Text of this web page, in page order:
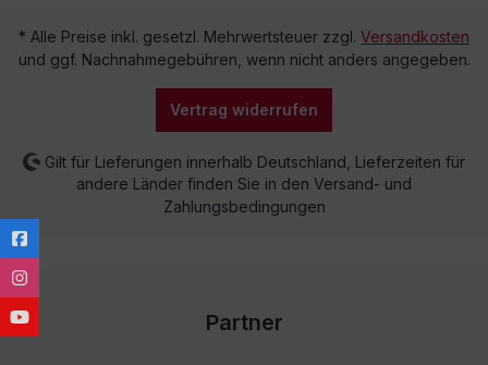
* Alle Preise inkl. gesetzl. Mehrwertsteuer zzgl. Versandkosten
und ggf. Nachnahmegebühren, wenn nicht anders angegeben.
Vertrag widerrufen
Gilt für Lieferungen innerhalb Deutschland, Lieferzeiten für
andere Länder finden Sie in den Versand- und
Zahlungsbedingungen
Partner